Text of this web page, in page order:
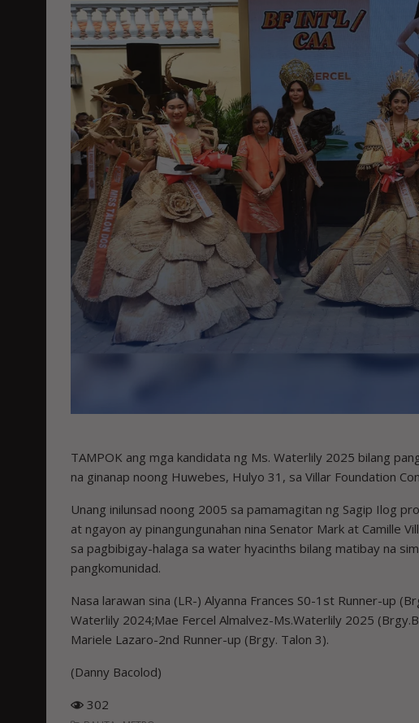
TAMPOK ang mga kandidata ng Ms. Waterlily 2025 bilang
na ginanap noong Huwebes, Hulyo 31, sa Villar Foundation
Unang inilunsad noong 2005 sa pamamagitan ng Sagip Ilog
at ngayon ay pinangungunahan nina Senator Mark at Camille
sa pagbibigay-halaga sa water hyacinths bilang matibay na
pangkomunidad.
Nasa larawan sina (LR-) Alyanna Frances S0-1st Runner-up
Waterlily 2024;Mae Fercel Almalvez-Ms.Waterlily 2025
Mariele Lazaro-2nd Runner-up (Brgy. Talon 3).
(Danny Bacolod)
302